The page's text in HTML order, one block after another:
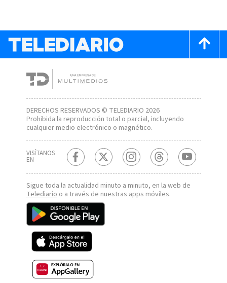
DERECHOS RESERVADOS © TELEDIARIO 2026
Prohibida la reproducción total o parcial, incluyendo
cualquier medio electrónico o magnético.
VISÍTANOS
EN
Sigue toda la actualidad minuto a minuto, en la web de
Telediario o a través de nuestras apps móviles.